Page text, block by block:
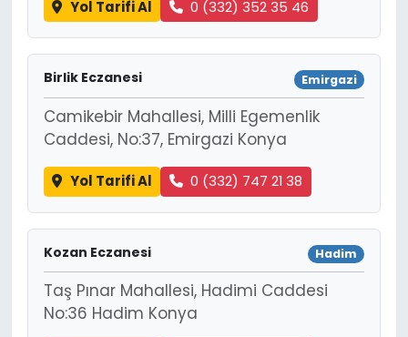
Yol Tarifi Al 0 (332) 352 35 46
Birlik Eczanesi Emirgazi
Camikebir Mahallesi, Milli Egemenlik
Caddesi, No:37, Emirgazi Konya
Yol Tarifi Al 0 (332) 747 21 38
Kozan Eczanesi Hadim
Taş Pınar Mahallesi, Hadimi Caddesi
No:36 Hadim Konya